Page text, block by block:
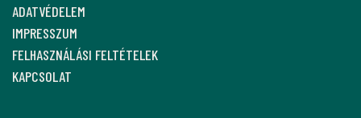
ADATVÉDELEM
IMPRESSZUM
FELHASZNÁLÁSI FELTÉTELEK
KAPCSOLAT